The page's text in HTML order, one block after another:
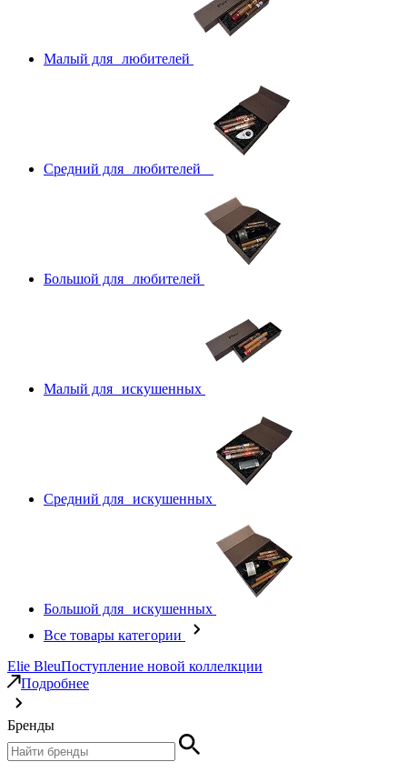
Малый для любителей
Средний для любителей
Большой для любителей
Малый для искушенных
Средний для искушенных
Большой для искушенных
Все товары категории
Elie BleuПоступление новой коллелкции
Подробнее
Бренды